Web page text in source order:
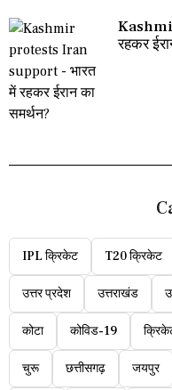
रहकर
IPL क्रिकेट T20 क्रिकेट
उत्तर प्रदेश उत्तराखंड
कोटा कोविड-19
चुरू छत्तीसगढ़ जयपुर